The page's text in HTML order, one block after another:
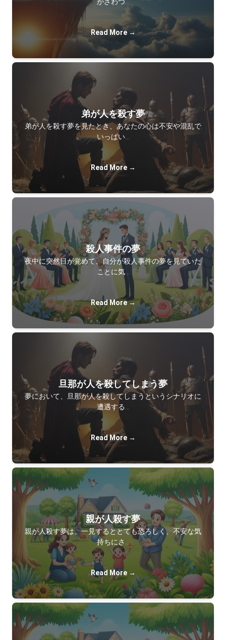
Read More →
弟が人を殺す夢
弟が人を殺す夢を見たとき、あなたの心は不安や混乱で
いっぱい…
Read More →
殺人事件の夢
夜中に突然目が覚めて、自分が殺人事件の夢を見ていた
ことに気…
Read More →
旦那が人を殺してしまう夢
夢において、旦那が人を殺してしまうというシナリオに
遭遇する…
Read More →
親が人殺す夢
親が人殺す夢は、一見するととても恐ろしく、不安な気
持ちにさ…
Read More →